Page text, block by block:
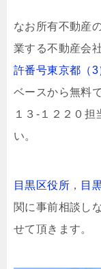
なお所有不動産
業する不動産会
許番号東京都（3
ベースから無料
１３-１２２０担
い。
目黒区役所 ， 目
関に事前相談し
せて頂きます。